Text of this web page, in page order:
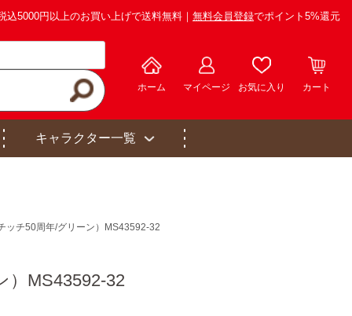
込5000円以上のお買い上げで送料無料｜ 無料会員登録でポイント5%還元
ホーム マイページ お気に入り カート
キャラクター一覧
ッチ50周年/グリーン）MS43592-32
）MS43592-32